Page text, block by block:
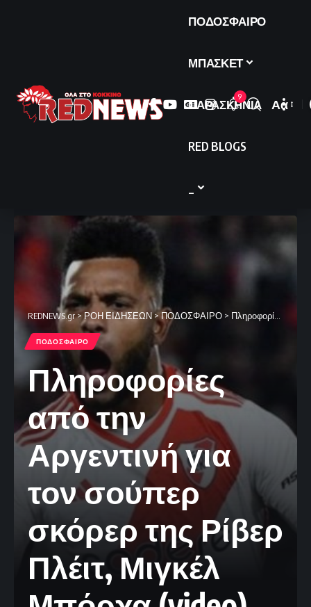
ΠΟΔΟΣΦΑΙΡΟ
ΜΠΑΣΚΕΤ
ΠΑΡΑΣΚΗΝΙΑ
RED BLOGS
9
Font
Αα
REDNEWS.gr> ΡΟΗ ΕΙΔΗΣΕΩΝ>ΠΟΔΟΣΦΑΙΡΟ > Πληροφορίες από την Αργεντινή για τον σούπερ σκόρερ της Ρίβερ Πλέιτ, Μιγκέλ Μπόρχα (video)
ΠΟΔΟΣΦΑΙΡΟ
Πληροφορίες
από την
Αργεντινή για
τον σούπερ
σκόρερ της Ρίβερ
Πλέιτ, Μιγκέλ